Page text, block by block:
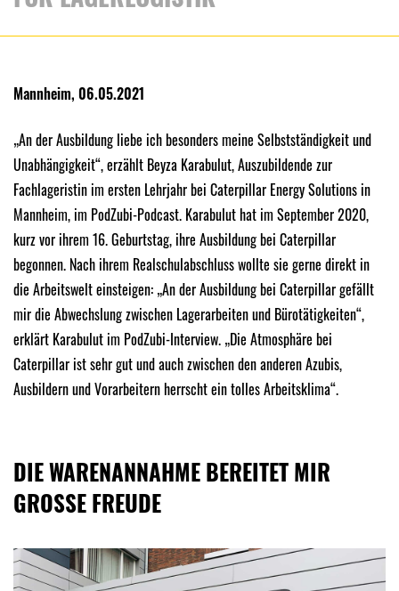
Mannheim, 06.05.2021
„An der Ausbildung liebe ich besonders meine Selbstständigkeit und
Unabhängigkeit“, erzählt Beyza Karabulut, Auszubildende zur
Fachlageristin im ersten Lehrjahr bei Caterpillar Energy Solutions in
Mannheim, im PodZubi-Podcast. Karabulut hat im September 2020,
kurz vor ihrem 16. Geburtstag, ihre Ausbildung bei Caterpillar
begonnen. Nach ihrem Realschulabschluss wollte sie gerne direkt in
die Arbeitswelt einsteigen: „An der Ausbildung bei Caterpillar gefällt
mir die Abwechslung zwischen Lagerarbeiten und Bürotätigkeiten“,
erklärt Karabulut im PodZubi-Interview. „Die Atmosphäre bei
Caterpillar ist sehr gut und auch zwischen den anderen Azubis,
Ausbildern und Vorarbeitern herrscht ein tolles Arbeitsklima“.
DIE WARENANNAHME BEREITET MIR
GROSSE FREUDE